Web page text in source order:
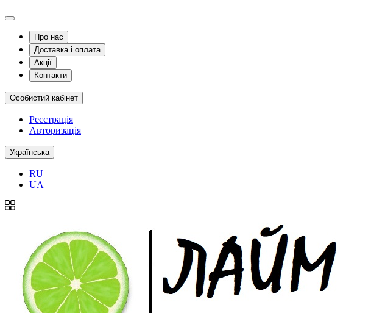
Про нас
Доставка і оплата
Акції
Контакти
Особистий кабінет
Реєстрація
Авторизація
Українська
RU
UA